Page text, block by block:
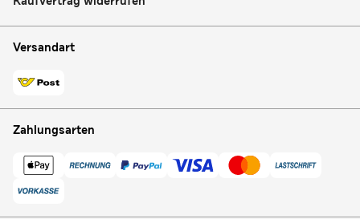
Versandart
Zahlungsarten